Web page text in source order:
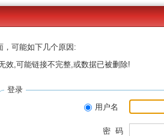
，可能如下几个原因:
效,可能链接不完整,或数据已被删除!
登录
用户名
密 码